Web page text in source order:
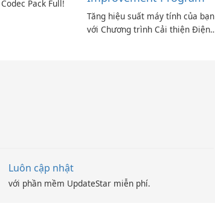
Pack Full!
Tăng hiệu suất máy tính của bạn
với Chương trình Cải thiện Điện
Luôn cập nhật
với phần mềm UpdateStar miễn phí.